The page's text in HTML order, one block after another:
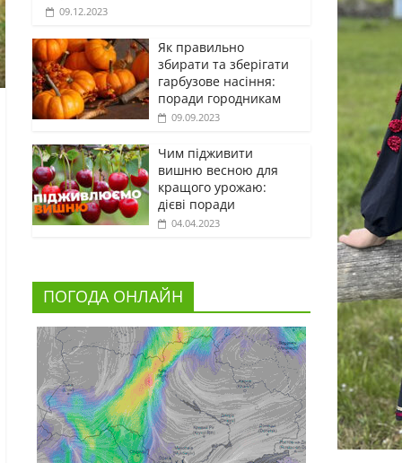
09.12.2023
Як правильно
збирати та зберігати
гарбузове насіння:
поради городникам
09.09.2023
Чим підживити
вишню весною для
кращого урожаю:
дієві поради
04.04.2023
ПОГОДА ОНЛАЙН